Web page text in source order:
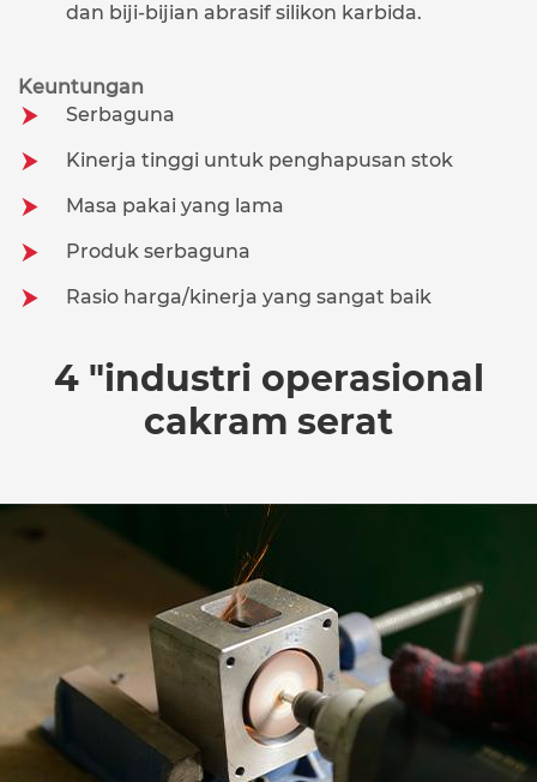
dan biji-bijian abrasif silikon karbida.
Keuntungan
Serbaguna
Kinerja tinggi untuk penghapusan stok
Masa pakai yang lama
Produk serbaguna
Rasio harga/kinerja yang sangat baik
4 "industri operasional
cakram serat